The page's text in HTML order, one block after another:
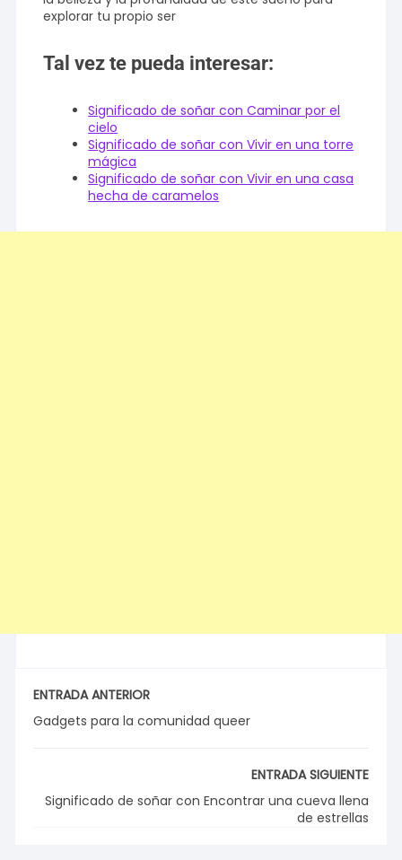
explorar tu propio ser
Tal vez te pueda interesar:
Significado de soñar con Caminar por el
cielo
Significado de soñar con Vivir en una torre
mágica
Significado de soñar con Vivir en una casa
hecha de caramelos
ENTRADA ANTERIOR
Gadgets para la comunidad queer
ENTRADA SIGUIENTE
Significado de soñar con Encontrar una cueva llena
de estrellas